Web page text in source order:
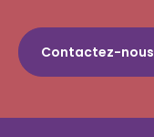
Contactez-nous